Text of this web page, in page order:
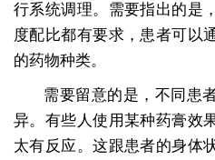
行系统调理。需要指出的是
度配比都有要求，患者可以
的药物种类。
需要留意的是，不同患
异。有些人使用某种药膏效
太有反应。这跟患者的身体